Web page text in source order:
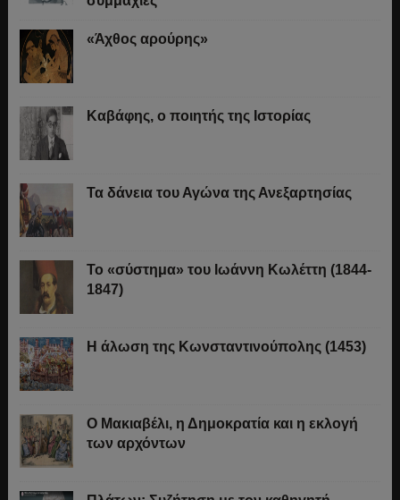
«Άχθος αρούρης»
Καβάφης, ο ποιητής της Ιστορίας
Τα δάνεια του Αγώνα της Ανεξαρτησίας
Το «σύστημα» του Ιωάννη Κωλέττη (1844-
1847)
Η άλωση της Κωνσταντινούπολης (1453)
Ο Μακιαβέλι, η Δημοκρατία και η εκλογή
των αρχόντων